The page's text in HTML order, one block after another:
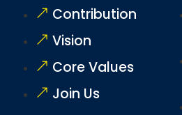
Contribution
Vision
Core Values
Join Us